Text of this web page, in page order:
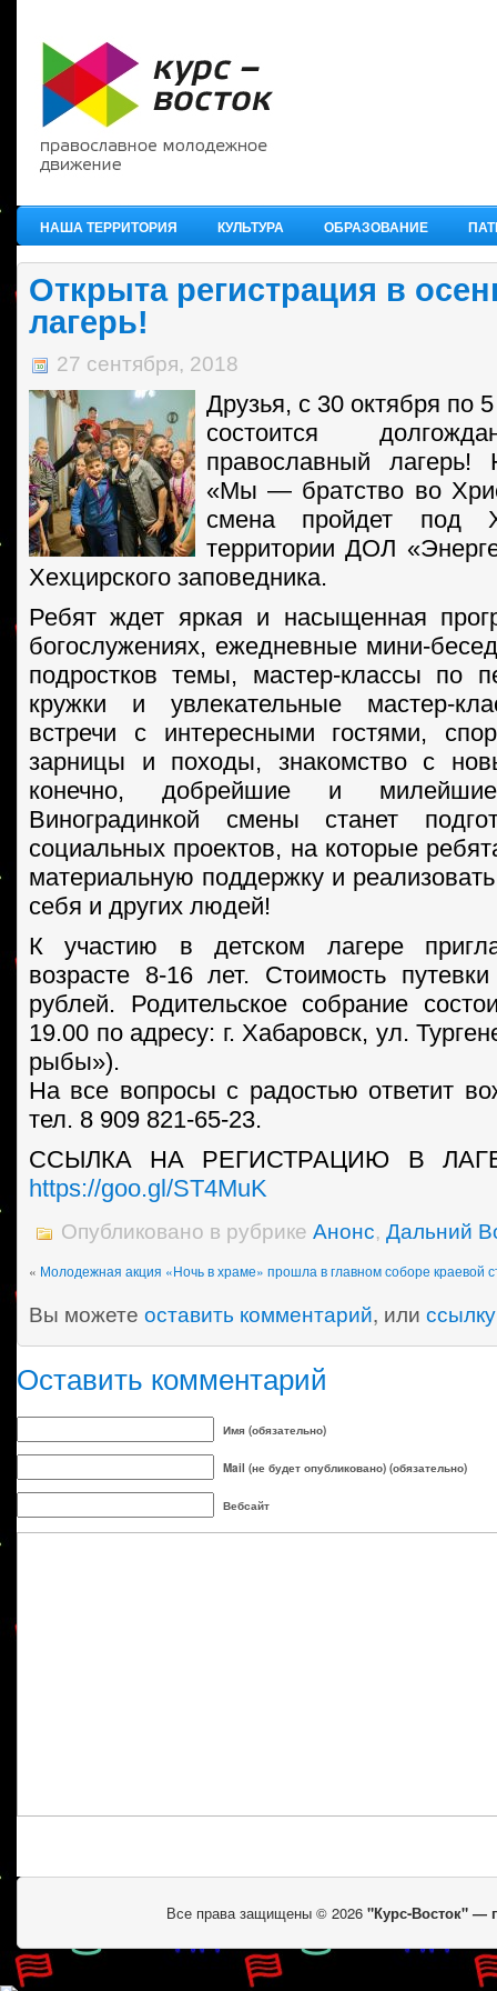
НАША ТЕРРИТОРИЯ КУЛЬТУРА ОБРАЗОВАНИЕ
Открыта регистрация в
лагерь!
27 сентября, 2018
Друзья, с 30 октября по
состоится
православный лагерь!
«Мы — братство во
смена пройдет под
территории ДОЛ
Хехцирского заповедника.
Ребят ждет яркая и насыщенная
богослужениях, ежедневные мини-
подростков темы, мастер-классы по
кружки и увлекательные мастер-
встречи с интересными гостями,
зарницы и походы, знакомство с
конечно, добрейшие и
Виноградинкой смены станет
социальных проектов, на которые
материальную поддержку и
себя и других людей!
К участию в детском лагере
возрасте 8-16 лет. Стоимость
рублей. Родительское собрание
19.00 по адресу: г. Хабаровск, ул.
рыбы»).
На все вопросы с радостью ответит
тел. 8 909 821-65-23.
ССЫЛКА НА РЕГИСТРАЦИЮ В
https://goo.gl/ST4MuK
Опубликовано в рубрике Анонс, Дальний
« Молодежная акция «Ночь в храме» прошла в главном соборе краевой
Вы можете оставить комментарий, или ссылку
Оставить комментарий
Имя (обязательно)
Mail (не будет опубликовано) (обязательно)
Вебсайт
Все права защищены © 2026 "Курс-Восток" —